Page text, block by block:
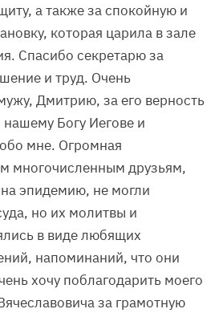
а также за спокойную и
которая царила в зале
Спасибо секретарю за
и труд. Очень
Дмитрию, за его верность
Богу Иегове и
мне. Огромная
многочисленным друзьям,
эпидемию, не могли
но их молитвы и
в виде любящих
напоминаний, что они
хочу поблагодарить моего
за грамотную